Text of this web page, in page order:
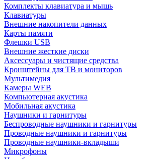
Комплекты клавиатура и мышь
Клавиатуры
Внешние накопители данных
Карты памяти
Флешки USB
Внешние жесткие диски
Аксессуары и чистящие средства
Кронштейны для ТВ и мониторов
Мультимедия
Камеры WEB
Компьютерная акустика
Мобильная акустика
Наушники и гарнитуры
Беспроводные наушники и гарнитуры
Проводные наушники и гарнитуры
Проводные наушники-вкладыши
Микрофоны